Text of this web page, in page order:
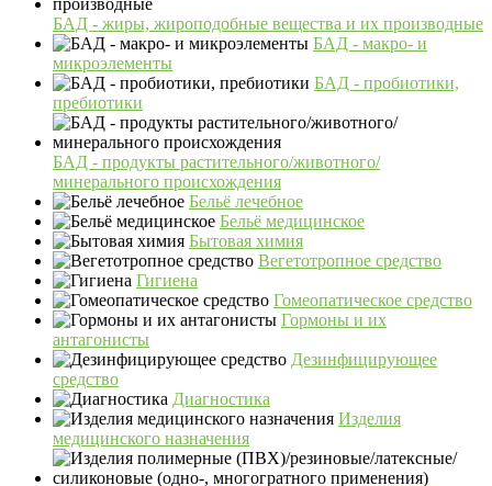
БАД - жиры, жироподобные вещества и их производные
БАД - макро- и
микроэлементы
БАД - пробиотики,
пребиотики
БАД - продукты растительного/животного/
минерального происхождения
Бельё лечебное
Бельё медицинское
Бытовая химия
Вегетотропное средство
Гигиена
Гомеопатическое средство
Гормоны и их
антагонисты
Дезинфицирующее
средство
Диагностика
Изделия
медицинского назначения